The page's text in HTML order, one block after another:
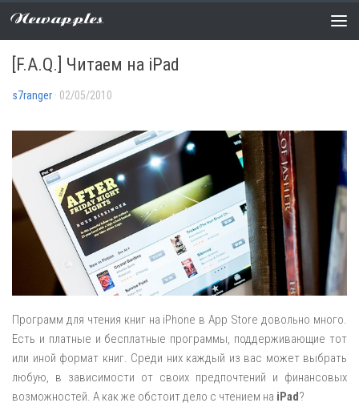
Newapples
СОВЕТЫ ПО IOS 0 COMMENTS
[F.A.Q.] Читаем на iPad
s7ranger · 02/05/2010
Программ для чтения книг на iPhone в App Store довольно много.
Есть и платные и бесплатные программы, поддерживающие тот
или иной формат книг. Среди них каждый из вас может выбрать
любую, в зависимости от своих предпочтений и финансовых
возможностей. А как же обстоит дело с чтением на iPad?